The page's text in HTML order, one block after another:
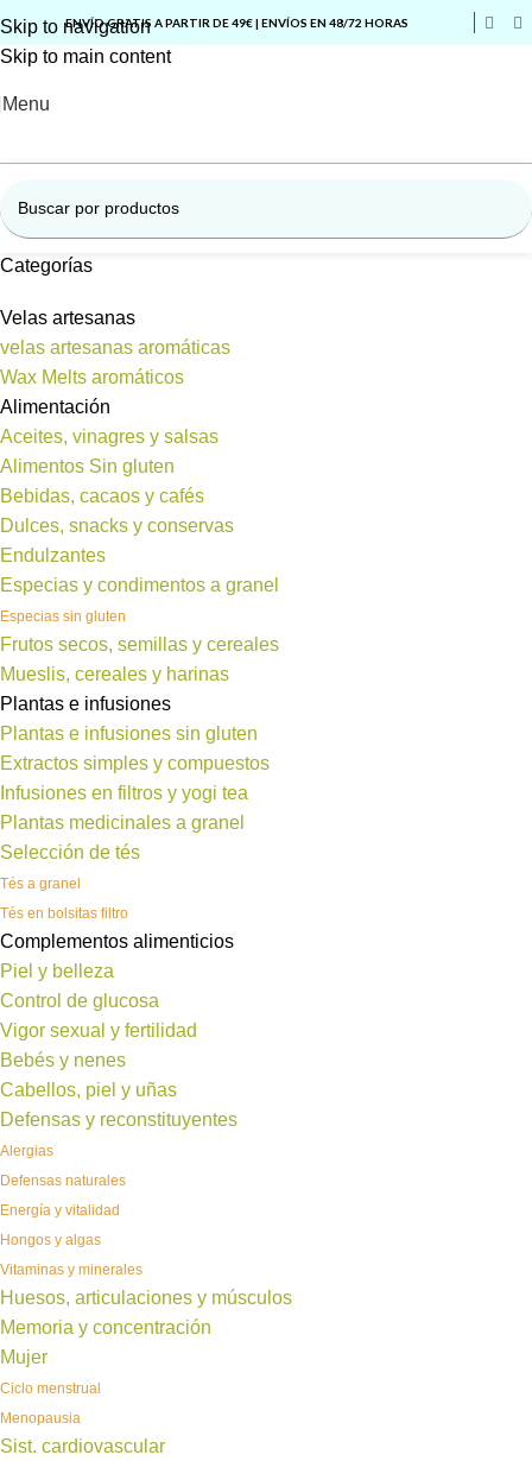
Skip to navigation
Skip to main content
ENVÍO GRATIS A PARTIR DE 49€ | ENVÍOS EN 48/72 HORAS
Menu
Categorías
Velas artesanas
velas artesanas aromáticas
Wax Melts aromáticos
Alimentación
Aceites, vinagres y salsas
Alimentos Sin gluten
Bebidas, cacaos y cafés
Dulces, snacks y conservas
Endulzantes
Especias y condimentos a granel
Especias sin gluten
Frutos secos, semillas y cereales
Mueslis, cereales y harinas
Plantas e infusiones
Plantas e infusiones sin gluten
Extractos simples y compuestos
Infusiones en filtros y yogi tea
Plantas medicinales a granel
Selección de tés
Tés a granel
Tés en bolsitas filtro
Complementos alimenticios
Piel y belleza
Control de glucosa
Vigor sexual y fertilidad
Bebés y nenes
Cabellos, piel y uñas
Defensas y reconstituyentes
Alergias
Defensas naturales
Energía y vitalidad
Hongos y algas
Vitaminas y minerales
Huesos, articulaciones y músculos
Memoria y concentración
Mujer
Ciclo menstrual
Menopausia
Sist. cardiovascular